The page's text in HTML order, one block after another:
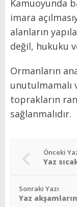
Kamuoyunda
imara
alanların
değil, hukuku
Ormanların
unutulmamalı
toprakların
sağlanmalıdır.
Önceki
Sonraki Yazı